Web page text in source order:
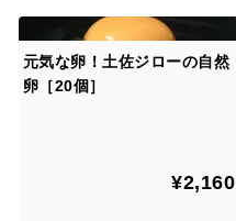
元気な卵！土佐ジローの自然
卵［20個］
¥2,160